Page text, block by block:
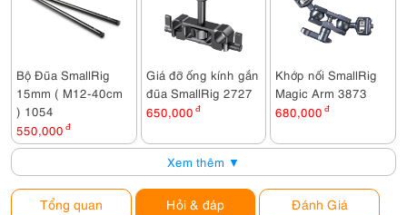
Bộ Đũa SmallRig
15mm ( M12-40cm
) 1054
550,000 đ
Giá đỡ ống kính gắn
đũa SmallRig 2727
650,000 đ
Khớp nối SmallRig
Magic Arm 3873
680,000 đ
Xem thêm ▼
Tổng quan Hỏi & đáp Đánh Giá